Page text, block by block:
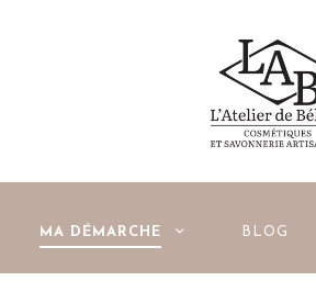
MA DÉMARCHE BLOG
MA DÉMARCHE
E-BOUTIQUE